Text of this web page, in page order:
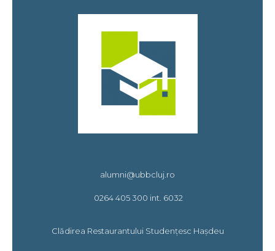
alumni@ubbcluj.ro
0264 405 300 int. 6032
Clădirea Restaurantului Studențesc Hașdeu